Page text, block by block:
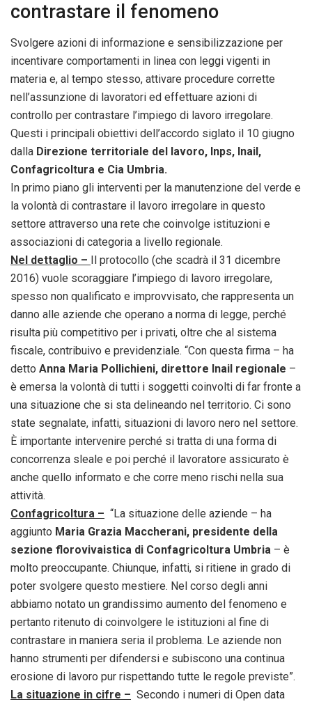
contrastare il fenomeno
Svolgere azioni di informazione e sensibilizzazione per
incentivare comportamenti in linea con leggi vigenti in
materia e, al tempo stesso, attivare procedure corrette
nell’assunzione di lavoratori ed effettuare azioni di
controllo per contrastare l’impiego di lavoro irregolare.
Questi i principali obiettivi dell’accordo siglato il 10 giugno
dalla Direzione territoriale del lavoro, Inps, Inail,
Confagricoltura e Cia Umbria.
In primo piano gli interventi per la manutenzione del verde e
la volontà di contrastare il lavoro irregolare in questo
settore attraverso una rete che coinvolge istituzioni e
associazioni di categoria a livello regionale.
Nel dettaglio – Il protocollo (che scadrà il 31 dicembre
2016) vuole scoraggiare l’impiego di lavoro irregolare,
spesso non qualificato e improvvisato, che rappresenta un
danno alle aziende che operano a norma di legge, perché
risulta più competitivo per i privati, oltre che al sistema
fiscale, contribuivo e previdenziale. “Con questa firma – ha
detto Anna Maria Pollichieni, direttore Inail regionale –
è emersa la volontà di tutti i soggetti coinvolti di far fronte a
una situazione che si sta delineando nel territorio. Ci sono
state segnalate, infatti, situazioni di lavoro nero nel settore.
È importante intervenire perché si tratta di una forma di
concorrenza sleale e poi perché il lavoratore assicurato è
anche quello informato e che corre meno rischi nella sua
attività.
Confagricoltura – “La situazione delle aziende – ha
aggiunto Maria Grazia Maccherani, presidente della
sezione florovivaistica di Confagricoltura Umbria – è
molto preoccupante. Chiunque, infatti, si ritiene in grado di
poter svolgere questo mestiere. Nel corso degli anni
abbiamo notato un grandissimo aumento del fenomeno e
pertanto ritenuto di coinvolgere le istituzioni al fine di
contrastare in maniera seria il problema. Le aziende non
hanno strumenti per difendersi e subiscono una continua
erosione di lavoro pur rispettando tutte le regole previste”.
La situazione in cifre – Secondo i numeri di Open data